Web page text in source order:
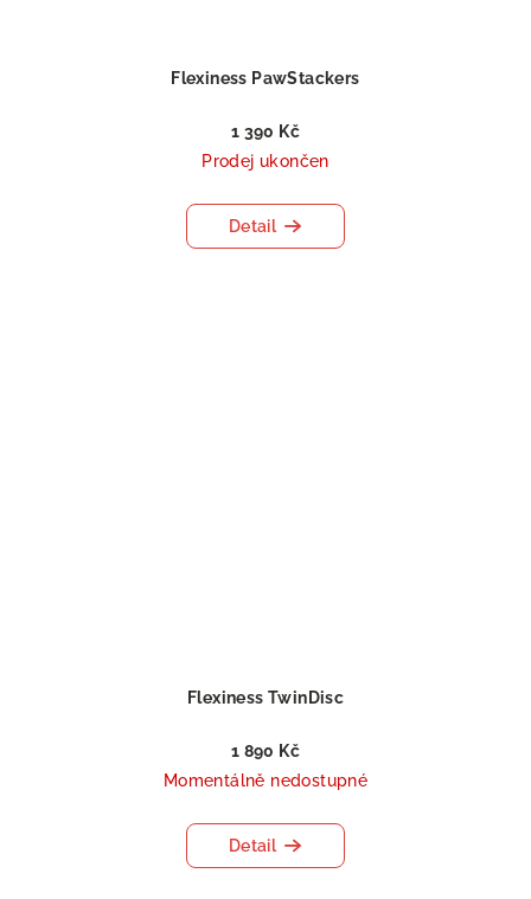
Flexiness PawStackers
1 390 Kč
Prodej ukončen
Detail
Flexiness TwinDisc
1 890 Kč
Momentálně nedostupné
Detail